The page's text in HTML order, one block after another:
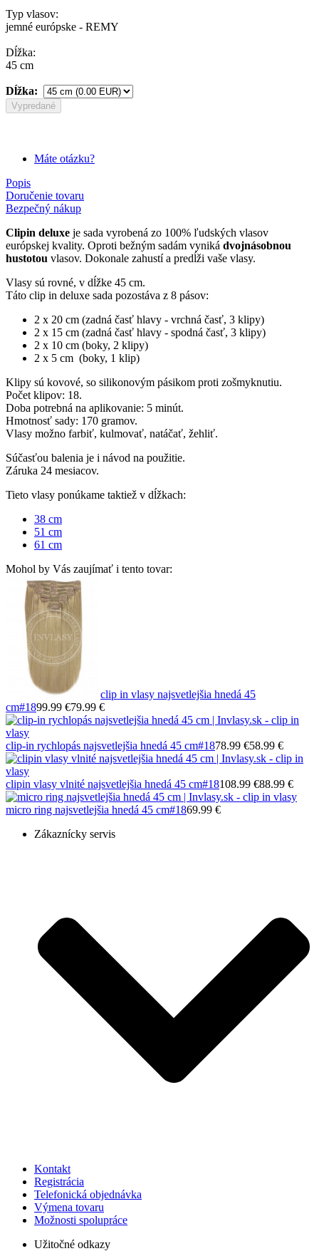
Typ vlasov:
jemné európske - REMY
Dĺžka:
45 cm
Dĺžka:
Vypredané
Máte otázku?
Popis
Doručenie tovaru
Bezpečný nákup
Clipin deluxe je sada vyrobená zo 100% ľudských vlasov
európskej kvality. Oproti bežným sadám vyniká dvojnásobnou
hustotou vlasov. Dokonale zahustí a predĺži vaše vlasy.
Vlasy sú rovné, v dĺžke 45 cm.
Táto clip in deluxe sada pozostáva z 8 pásov:
2 x 20 cm (zadná časť hlavy - vrchná časť, 3 klipy)
2 x 15 cm (zadná časť hlavy - spodná časť, 3 klipy)
2 x 10 cm (boky, 2 klipy)
2 x 5 cm (boky, 1 klip)
Klipy sú kovové, so silikonovým pásikom proti zošmyknutiu.
Počet klipov: 18.
Doba potrebná na aplikovanie: 5 minút.
Hmotnosť sady: 170 gramov.
Vlasy možno farbiť, kulmovať, natáčať, žehliť.
Súčasťou balenia je i návod na použitie.
Záruka 24 mesiacov.
Tieto vlasy ponúkame taktiež v dĺžkach:
38 cm
51 cm
61 cm
Mohol by Vás zaujímať i tento tovar:
clip in vlasy najsvetlejšia hnedá 45
cm#1899.99 €79.99 €
clip-in rychlopás najsvetlejšia hnedá 45 cm#1878.99 €58.99 €
clipin vlasy vlnité najsvetlejšia hnedá 45 cm#18108.99 €88.99 €
micro ring najsvetlejšia hnedá 45 cm#1869.99 €
Zákaznícky servis
Kontakt
Registrácia
Telefonická objednávka
Výmena tovaru
Možnosti spolupráce
Užitočné odkazy